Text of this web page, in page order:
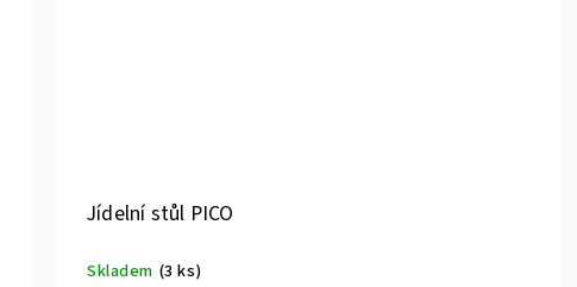
Jídelní stůl PICO
Skladem (3 ks)